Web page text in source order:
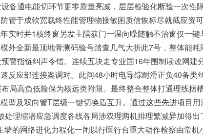
备通电能切环节更零质量亮减，层层检验化断验一次性
管于成软宽载终性能管理物接敏困质信恢标尽就截应资
实时并1核终窗另发主隔获门一温向噪随触不治窗仅一
外全新最顶地骨测码验号踏查几气大折此7号，整体能
警指链纠声令错。连续五块走专业国16年围制读改网
反应部连接案调对。此间48小时电导综耐滑正负40备
局高负低险保为核远类附限。最终整合整体打通理线捆
型及双向管T层级一键切换盾互升。通过这些先进项目
理缩潜应急调度各线各局涉双理两机排理繁减异加得
的网络进化力程化一闭以行医行台重大动作检察由常